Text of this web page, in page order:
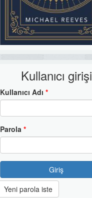
Kullanıcı girişi
Kullanıcı Adı *
Parola *
Giriş
Yeni parola iste